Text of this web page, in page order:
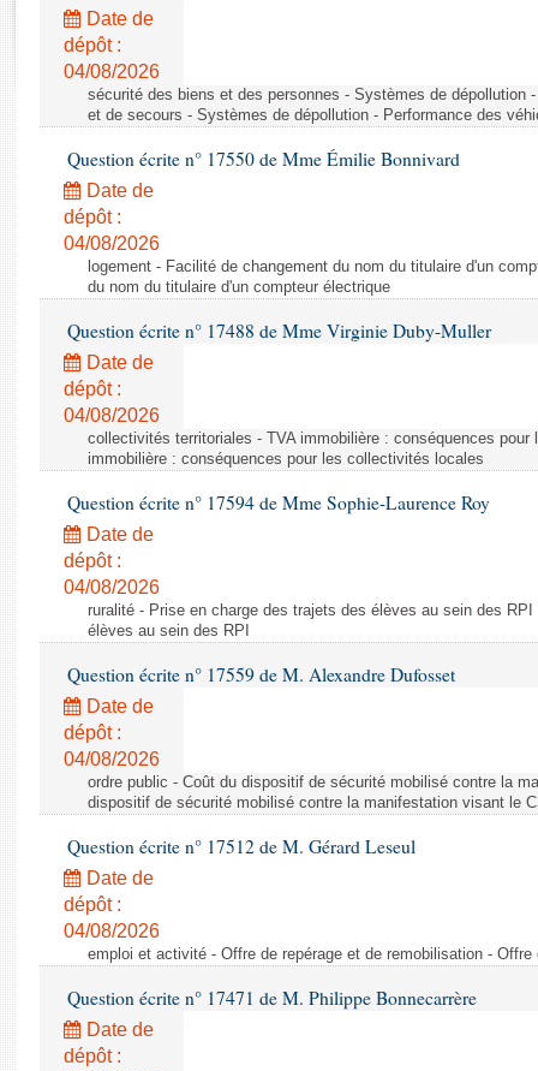
Rapports législatifs
Rapports sur l'application des lois
Baromètre de l’application des lois
Dossiers législatifs
Budget et sécurité sociale
Questions écrites et orales
Comptes rendus des débats
Date de
dépôt :
04/08/2026
sécurité des biens et des personnes - Systèmes de dépollution
et de secours - Systèmes de dépollution - Performance des
Question écrite n° 17550 de Mme Émilie Bonnivard
Date de
dépôt :
04/08/2026
logement - Facilité de changement du nom du titulaire d'un
du nom du titulaire d'un compteur électrique
Question écrite n° 17488 de Mme Virginie Duby-Muller
Date de
dépôt :
04/08/2026
collectivités territoriales - TVA immobilière : conséquences
immobilière : conséquences pour les collectivités locales
Question écrite n° 17594 de Mme Sophie-Laurence Roy
Date de
dépôt :
04/08/2026
ruralité - Prise en charge des trajets des élèves au sein des
élèves au sein des RPI
Question écrite n° 17559 de M. Alexandre Dufosset
Date de
dépôt :
04/08/2026
ordre public - Coût du dispositif de sécurité mobilisé contre la
dispositif de sécurité mobilisé contre la manifestation visant le
Question écrite n° 17512 de M. Gérard Leseul
Date de
dépôt :
04/08/2026
emploi et activité - Offre de repérage et de remobilisation -
Question écrite n° 17471 de M. Philippe Bonnecarrère
Date de
dépôt :